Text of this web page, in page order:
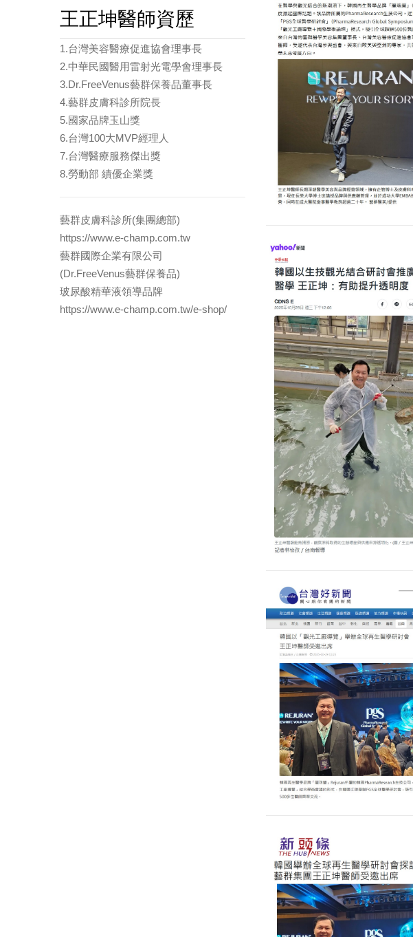
王正坤醫師資歷
1.台灣美容醫療促進協會理事長
2.中華民國醫用雷射光電學會理事長
3.Dr.FreeVenus藝群保養品董事長
4.藝群皮膚科診所院長
5.國家品牌玉山獎
6.台灣100大MVP經理人
7.台灣醫療服務傑出獎
8.勞動部 績優企業獎
藝群皮膚科診所(集團總部)
https://www.e-champ.com.tw
藝群國際企業有限公司
(Dr.FreeVenus藝群保養品)
玻尿酸精華液領導品牌
https://www.e-champ.com.tw/e-shop/